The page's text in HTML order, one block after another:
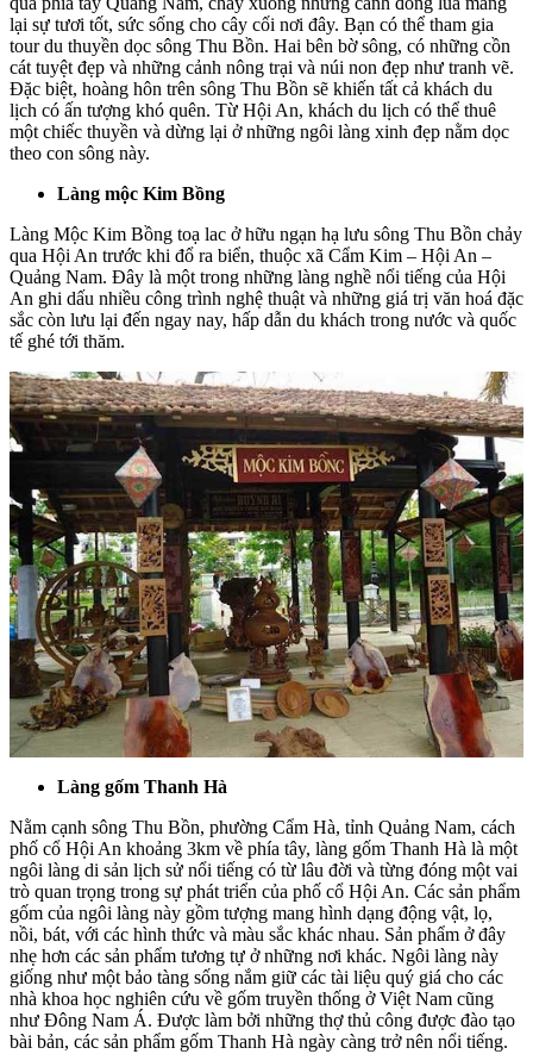
lại sự tươi tốt, sức sống cho cây cối nơi đây. Bạn có thể tham gia
tour du thuyền dọc sông Thu Bồn. Hai bên bờ sông, có những cồn
cát tuyệt đẹp và những cảnh nông trại và núi non đẹp như tranh vẽ.
Đặc biệt, hoàng hôn trên sông Thu Bồn sẽ khiến tất cả khách du
lịch có ấn tượng khó quên. Từ Hội An, khách du lịch có thể thuê
một chiếc thuyền và dừng lại ở những ngôi làng xinh đẹp nằm dọc
theo con sông này.
Làng mộc Kim Bồng
Làng Mộc Kim Bồng toạ lac ở hữu ngạn hạ lưu sông Thu Bồn chảy
qua Hội An trước khi đổ ra biển, thuộc xã Cẩm Kim – Hội An –
Quảng Nam. Đây là một trong những làng nghề nổi tiếng của Hội
An ghi dấu nhiều công trình nghệ thuật và những giá trị văn hoá đặc
sắc còn lưu lại đến ngay nay, hấp dẫn du khách trong nước và quốc
tế ghé tới thăm.
Làng gốm Thanh Hà
Nằm cạnh sông Thu Bồn, phường Cẩm Hà, tỉnh Quảng Nam, cách
phố cổ Hội An khoảng 3km về phía tây, làng gốm Thanh Hà là một
ngôi làng di sản lịch sử nổi tiếng có từ lâu đời và từng đóng một vai
trò quan trọng trong sự phát triển của phố cổ Hội An. Các sản phẩm
gốm của ngôi làng này gồm tượng mang hình dạng động vật, lọ,
nồi, bát, với các hình thức và màu sắc khác nhau. Sản phẩm ở đây
nhẹ hơn các sản phẩm tương tự ở những nơi khác. Ngôi làng này
giống như một bảo tàng sống nắm giữ các tài liệu quý giá cho các
nhà khoa học nghiên cứu về gốm truyền thống ở Việt Nam cũng
như Đông Nam Á. Được làm bởi những thợ thủ công được đào tạo
bài bản, các sản phẩm gốm Thanh Hà ngày càng trở nên nổi tiếng.